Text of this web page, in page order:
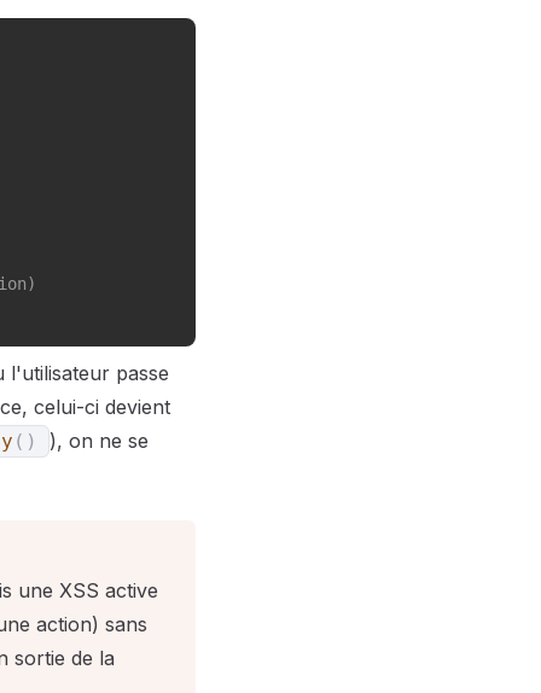
passe
celui-ci devient
( ) ), on ne se
une XSS active
action) sans
sortie de la